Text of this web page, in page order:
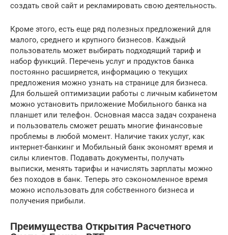
создать свой сайт и рекламировать свою деятельность.
Кроме этого, есть еще ряд полезных предложений для
малого, среднего и крупного бизнесов. Каждый
пользователь может выбирать подходящий тариф и
набор функций. Перечень услуг и продуктов банка
постоянно расширяется, информацию о текущих
предложения можно узнать на странице для бизнеса.
Для большей оптимизации работы с личным кабинетом
можно установить приложение Мобильного банка на
планшет или телефон. Основная масса задач сохранена
и пользователь сможет решать многие финансовые
проблемы в любой момент. Наличие таких услуг, как
интернет-банкинг и Мобильный банк экономят время и
силы клиентов. Подавать документы, получать
выписки, менять тарифы и начислять зарплаты можно
без походов в банк. Теперь это сэкономленное время
можно использовать для собственного бизнеса и
получения прибыли.
Преимущества Открытия Расчетного